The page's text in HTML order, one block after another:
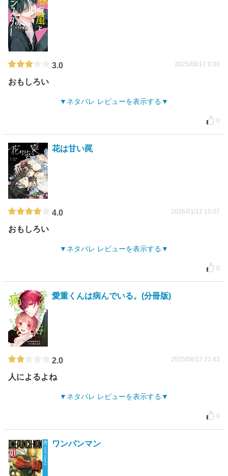
3.0 2025/08/17 9:36
おもしろい
ネタバレ レビューを表示する
0
花は甘い罠
4.0 2026/01/12 15:07
おもしろい
ネタバレ レビューを表示する
0
愛重くんは病んでいる。(分冊版)
2.0 2025/08/17 21:43
人によるよね
ネタバレ レビューを表示する
0
ワンパンマン